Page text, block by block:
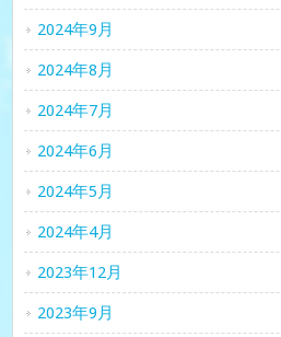
2024年9月
2024年8月
2024年7月
2024年6月
2024年5月
2024年4月
2023年12月
2023年9月